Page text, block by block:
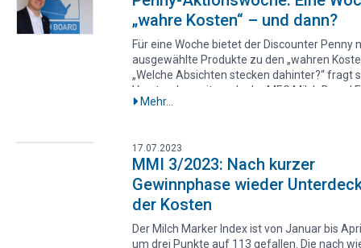
wäre für die Milcherzeuger und
würde ermöglichen, Verträge mit konkreten
über Preise, Mengen, Laufzeiten und
abzuschließen.“
„wahre Kosten“ – und dann?
Für eine Woche bietet der Discounter Penny
ausgewählte Produkte zu den „wahren
„Welche Absichten stecken dahinter?“ fragt
Vorstandsvorsitzende der MEG Milch Board
Lenz. Die Wissenschaftler*innen, die diese
Konsumenten*innen und Impulse, um das
Zustandekommen von Lebensmittelpreisen
diskutieren zu können.Doch was bezweckt
der – wie die Mitbewerber auch – enormen
Kostendruck auf die Erzeuger und
ausübt und die eigenen Leistungen für die
ausklammert? Wenn Aufmerksamkeit das
Mehr...
17.07.2023
MMI 3/2023: Nach kurzer
Gewinnphase wieder
der Kosten
Der Milch Marker Index ist von Januar bis
um drei Punkte auf 113 gefallen. Die nach